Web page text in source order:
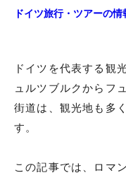
ドイツ旅行・ツアーの情
ドイツを代表する観
ュルツブルクから
街道は、観光地も多
す。
この記事では、ロマ